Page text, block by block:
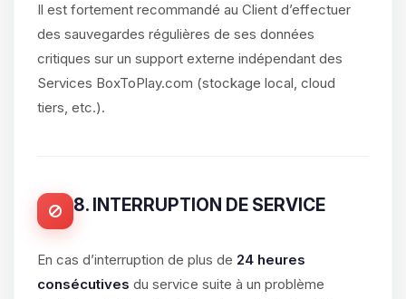
Il est fortement recommandé au Client d’effectuer
des sauvegardes régulières de ses données
critiques sur un support externe indépendant des
Services BoxToPlay.com (stockage local, cloud
tiers, etc.).
8. INTERRUPTION DE SERVICE
En cas d’interruption de plus de 24 heures
consécutives du service suite à un problème